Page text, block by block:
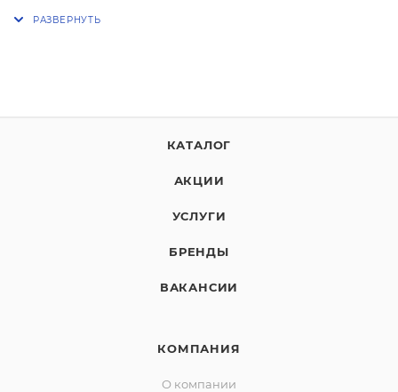
КАТАЛОГ
АКЦИИ
УСЛУГИ
БРЕНДЫ
ВАКАНСИИ
КОМПАНИЯ
О компании